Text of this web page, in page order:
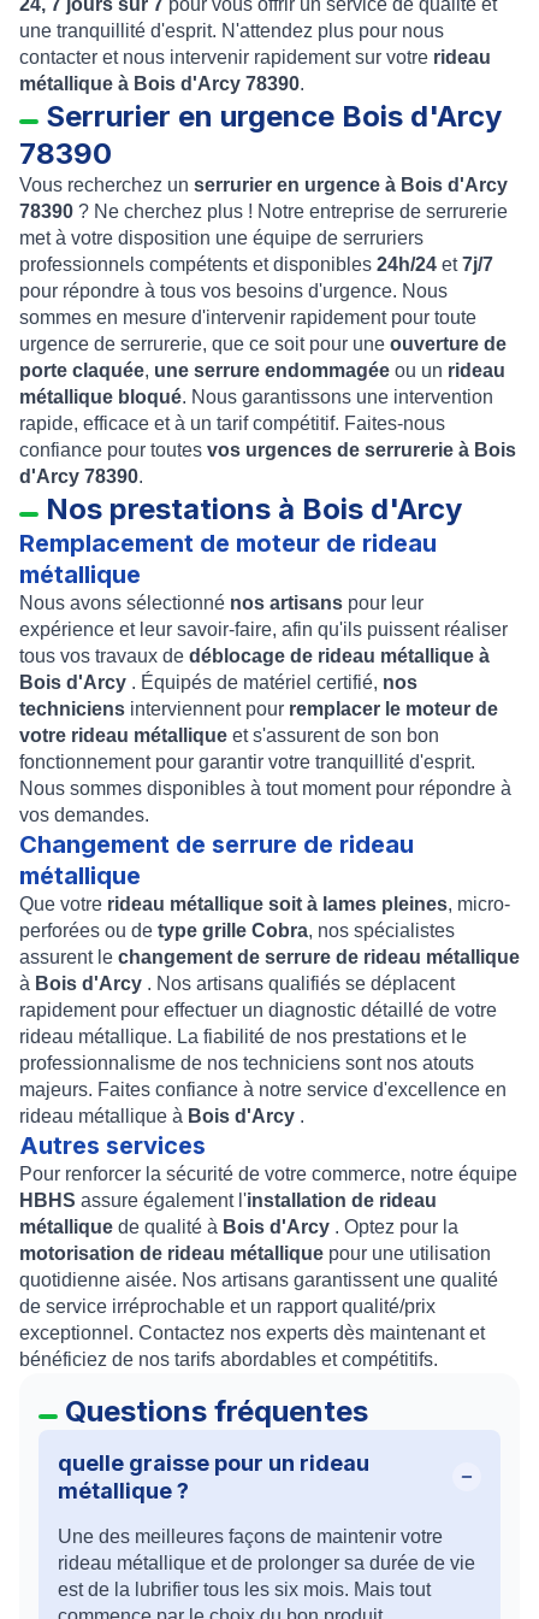
24, 7 jours sur 7 pour vous offrir un service de qualité et
une tranquillité d'esprit. N'attendez plus pour nous
contacter et nous intervenir rapidement sur votre rideau
métallique à Bois d'Arcy 78390.
Serrurier en urgence Bois d'Arcy
78390
Vous recherchez un serrurier en urgence à Bois d'Arcy
78390 ? Ne cherchez plus ! Notre entreprise de serrurerie
met à votre disposition une équipe de serruriers
professionnels compétents et disponibles 24h/24 et7j/7
pour répondre à tous vos besoins d'urgence. Nous
sommes en mesure d'intervenir rapidement pour toute
urgence de serrurerie, que ce soit pour une ouverture de
porte claquée, une serrure endommagée ou un rideau
métallique bloqué. Nous garantissons une intervention
rapide, efficace et à un tarif compétitif. Faites-nous
confiance pour toutes vos urgences de serrurerie à Bois
d'Arcy 78390.
Nos prestations à Bois d'Arcy
Remplacement de moteur de rideau
métallique
Nous avons sélectionné nos artisans pour leur
expérience et leur savoir-faire, afin qu'ils puissent réaliser
tous vos travaux de déblocage de rideau métallique à
Bois d'Arcy . Équipés de matériel certifié, nos
techniciens interviennent pour remplacer le moteur de
votre rideau métallique et s'assurent de son bon
fonctionnement pour garantir votre tranquillité d'esprit.
Nous sommes disponibles à tout moment pour répondre à
vos demandes.
Changement de serrure de rideau
métallique
Que votre rideau métallique soit à lames pleines, micro-
perforées ou de type grille Cobra, nos spécialistes
assurent le changement de serrure de rideau métallique
à Bois d'Arcy . Nos artisans qualifiés se déplacent
rapidement pour effectuer un diagnostic détaillé de votre
rideau métallique. La fiabilité de nos prestations et le
professionnalisme de nos techniciens sont nos atouts
majeurs. Faites confiance à notre service d'excellence en
rideau métallique à Bois d'Arcy .
Autres services
Pour renforcer la sécurité de votre commerce, notre équipe
HBHS assure également l'installation de rideau
métallique de qualité à Bois d'Arcy . Optez pour la
motorisation de rideau métallique pour une utilisation
quotidienne aisée. Nos artisans garantissent une qualité
de service irréprochable et un rapport qualité/prix
exceptionnel. Contactez nos experts dès maintenant et
bénéficiez de nos tarifs abordables et compétitifs.
Questions fréquentes
quelle graisse pour un rideau
métallique ?
Une des meilleures façons de maintenir votre
rideau métallique et de prolonger sa durée de vie
est de la lubrifier tous les six mois. Mais tout